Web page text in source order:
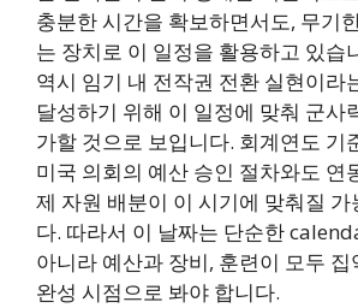
충분한 시간을 확보하면서도, 무기
는 장치로 이 일정을 활용하고 있습
역시 임기 내 전작권 전환 실현이라
달성하기 위해 이 일정에 맞춰 군사
가할 것으로 보입니다. 회계연도 기
미국 의회의 예산 승인 절차와도 연
제 자원 배분이 이 시기에 맞춰질
다. 따라서 이 날짜는 단순한
아니라 예산과 장비, 훈련이 모두
완성 시점으로 봐야 합니다.